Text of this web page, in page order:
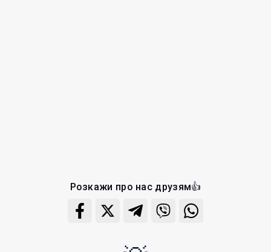
Розкажи про нас друзям👍